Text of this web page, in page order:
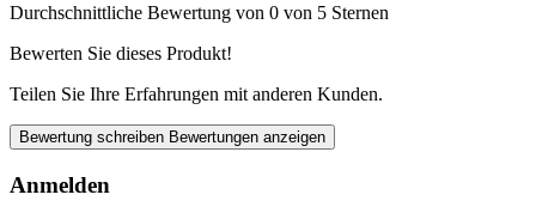
Durchschnittliche Bewertung von 0 von 5 Sternen
Bewerten Sie dieses Produkt!
Teilen Sie Ihre Erfahrungen mit anderen Kunden.
Bewertung schreiben Bewertungen anzeigen
Anmelden